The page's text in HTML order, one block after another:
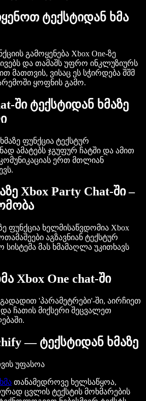
ტექსტიდან ხმა
გამოყენება Xbox One-ზე
და თამაშს უფრო ინკლუზიურს
მათთვის, ვისაც ეს სჭირდება შშმ
ყოფნის გამო.
ში ტექსტიდან ხმაზე
ფუნქცია ტექსტურ
ამატებს ჯგუფურ ჩატში და ამით
ერთ მთლიან
Xbox Party Chat-ში –
ფუნქცია ხელმისაწვდომია Xbox
აგზავნიან ტექსტურ
მას ხმამაღლა უკითხავს
Xbox One chat-ში
'პარამეტრები'-ში, აირჩიეთ
და ჩათის მიქსერი შეცვალეთ
— ტექსტიდან ხმაზე
უფასოა
თანამედროვე ხელსაწყოა,
ცვლის ტექსტის მოხმარების